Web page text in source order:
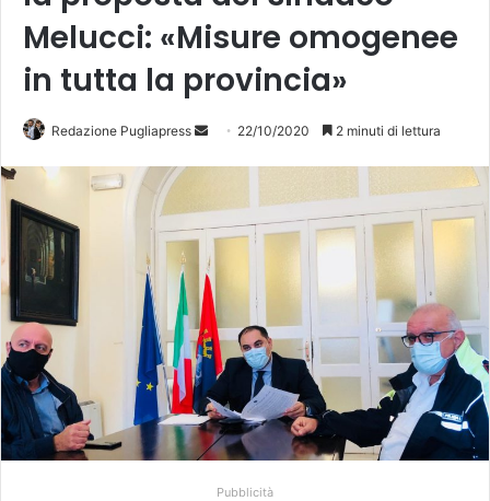
Melucci: «Misure omogenee
in tutta la provincia»
Redazione Pugliapress
i
a
u
n
e
m
a
i
l
22/10/2020 2 minuti di lettura
Pubblicità